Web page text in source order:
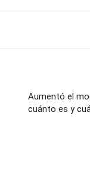
Aumentó el
cuánto es y